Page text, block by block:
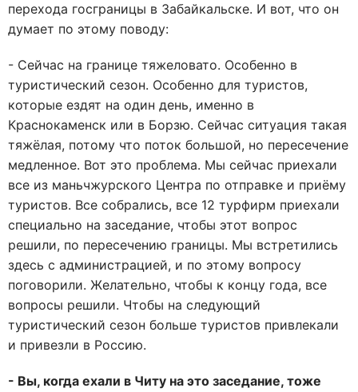
перехода госграницы в Забайкальске. И вот, что он
думает по этому поводу:
- Сейчас на границе тяжеловато. Особенно в
туристический сезон. Особенно для туристов,
которые ездят на один день, именно в
Краснокаменск или в Борзю. Сейчас ситуация такая
тяжёлая, потому что поток большой, но пересечение
медленное. Вот это проблема. Мы сейчас приехали
все из маньчжурского Центра по отправке и приёму
туристов. Все собрались, все 12 турфирм приехали
специально на заседание, чтобы этот вопрос
решили, по пересечению границы. Мы встретились
здесь с администрацией, и по этому вопросу
поговорили. Желательно, чтобы к концу года, все
вопросы решили. Чтобы на следующий
туристический сезон больше туристов привлекали
и привезли в Россию.
- Вы, когда ехали в Читу на это заседание, тоже